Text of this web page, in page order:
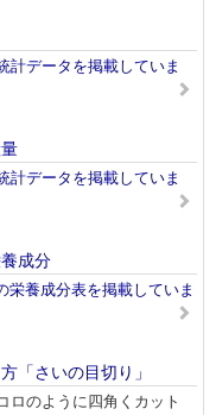
計データを掲載していま
計データを掲載していま
成分
養成分表を掲載していま
「さいの目切り」
ロのように四角くカット